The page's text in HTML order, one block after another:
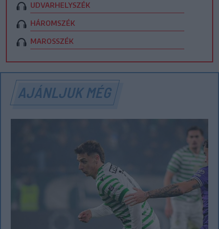
UDVARHELYSZÉK
HÁROMSZÉK
MAROSSZÉK
AJÁNLJUK MÉG